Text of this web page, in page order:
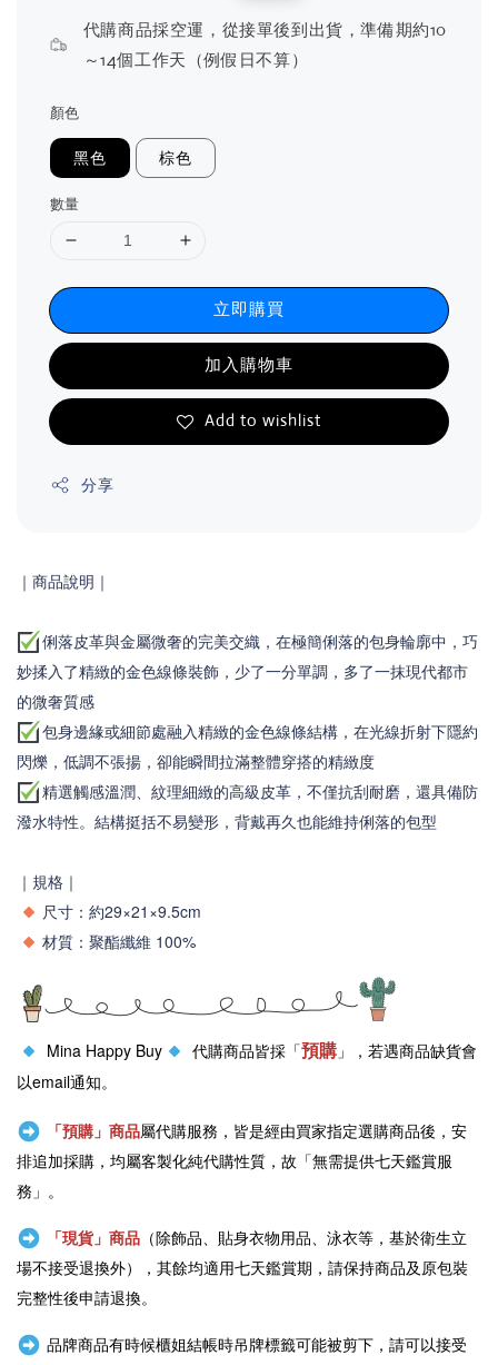
代購商品採空運，從接單後到出貨，準備期約10
～14個工作天（例假日不算）
顏色
黑色 棕色
數量
立即購買
加入購物車
Add to wishlist
分享
｜商品說明 ｜
俐落皮革與金屬微奢的完美交織，在極簡俐落的包身輪廓中，巧
妙揉入了精緻的金色線條裝飾，少了一分單調，多了一抹現代都市
的微奢質感
包身邊緣或細節處融入精緻的金色線條結構，在光線折射下隱約
閃爍，低調不張揚，卻能瞬間拉滿整體穿搭的精緻度
精選觸感溫潤、紋理細緻的高級皮革，不僅抗刮耐磨，還具備防
潑水特性。結構挺括不易變形，背戴再久也能維持俐落的包型
｜規格｜
尺寸：約29×21×9.5cm
材質： 聚酯纖維 100%
Mina Happy Buy 代購商品皆採「預購」，若遇商品缺貨會
以email通知。
「預購」商品屬代購服務，皆是經由買家指定選購商品後，安
排追加採購，均屬客製化純代購性質，故「無需提供七天鑑賞服
務」。
「現貨」商品（除飾品、貼身衣物用品、泳衣等，基於衛生立
場不接受退換外），其餘均適用七天鑑賞期，請保持商品及原包裝
完整性後申請退換。
品牌商品有時候櫃姐結帳時吊牌標籤可能被剪下，請可以接受